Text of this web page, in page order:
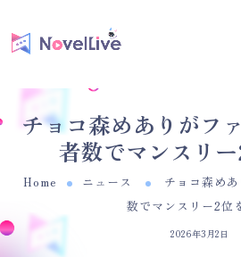
チョコ森めありがフ
者数でマンスリ
Home ニュース
チョコ森め
数でマンスリー2位
2026年3月2日